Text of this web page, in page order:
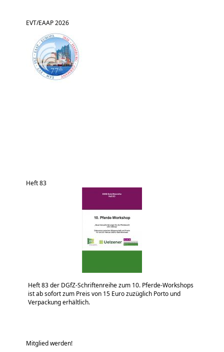
EVT/EAAP 2026
Heft 83
Heft 83 der DGfZ-Schriftenreihe zum 10. Pferde-Workshops
ist ab sofort zum Preis von 15 Euro zuzüglich Porto und
Verpackung erhältlich.
Mitglied werden!